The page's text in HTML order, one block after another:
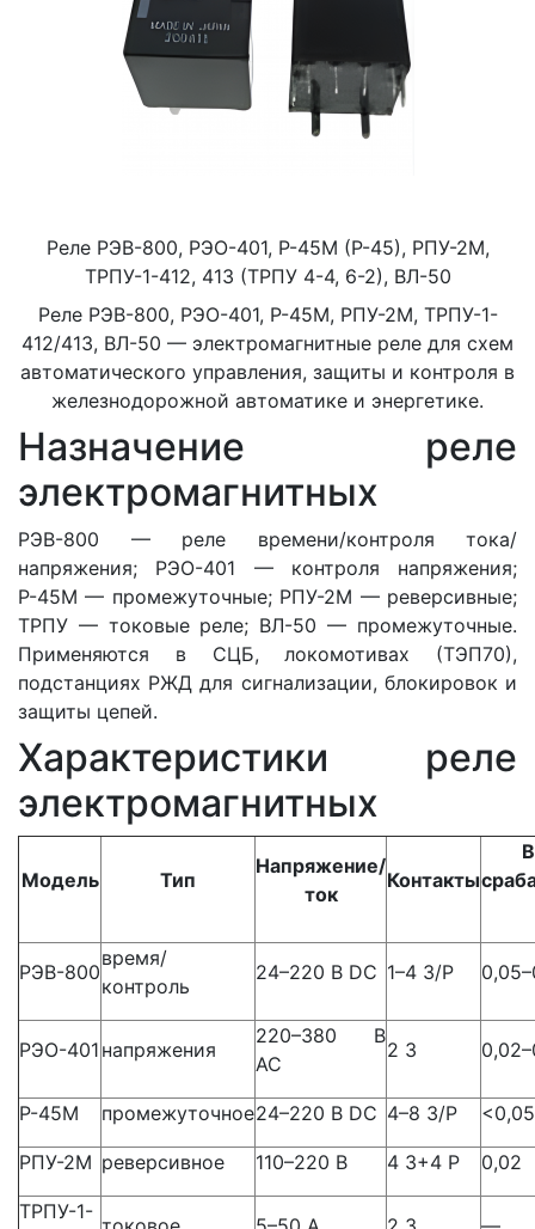
Реле РЭВ-800, РЭО-401, Р-45М (Р-45), РПУ-2М,
ТРПУ-1-412, 413 (ТРПУ 4-4, 6-2), ВЛ-50
Реле РЭВ-800, РЭО-401, Р-45М, РПУ-2М, ТРПУ-1-
412/413, ВЛ-50 — электромагнитные реле для схем
автоматического управления, защиты и контроля в
железнодорожной автоматике и энергетике.
Назначение реле
электромагнитных
РЭВ-800 — реле времени/контроля тока/
напряжения; РЭО-401 — контроля напряжения;
Р-45М — промежуточные; РПУ-2М — реверсивные;
ТРПУ — токовые реле; ВЛ-50 — промежуточные.
Применяются в СЦБ, локомотивах (ТЭП70),
подстанциях РЖД для сигнализации, блокировок и
защиты цепей.
Характеристики реле
электромагнитных
Модель Тип
Напряжение/
ток
Контакты
РЭВ-800
время/
контроль
24–220 В DC 1–4 З/Р
РЭО-401 напряжения
220–380 В
AC
2 З
Р-45М промежуточное24–220 В DC 4–8 З/Р <0,05
РПУ-2М реверсивное 110–220 В 4 З+4 Р 0,02
ТРПУ-1-